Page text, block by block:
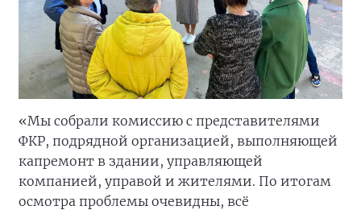
«Мы собрали комиссию с представителями
ФКР, подрядной организацией, выполняющей
капремонт в здании, управляющей
компанией, управой и жителями. По итогам
осмотра проблемы очевидны, всё